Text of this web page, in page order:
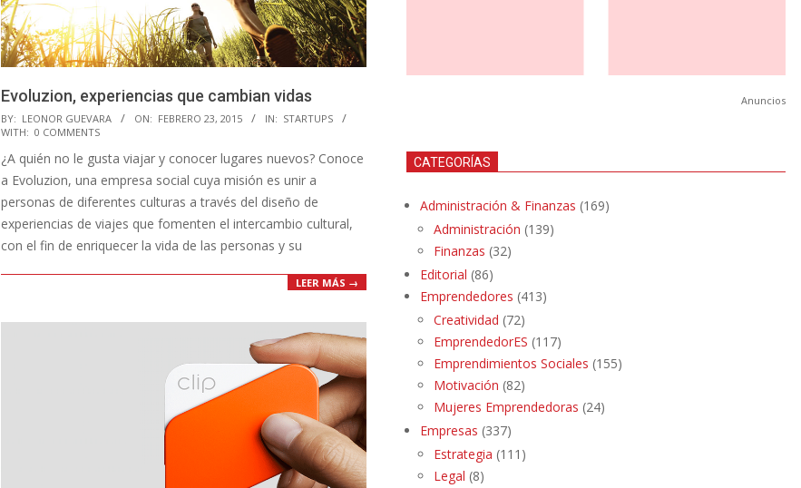
Evoluzion, experiencias que cambian vidas
2015-
02-
23
BY: LEONOR GUEVARA ON: FEBRERO 23, 2015 IN: STARTUPS
WITH: 0 COMMENTS
¿A quién no le gusta viajar y conocer lugares nuevos? Conoce
a Evoluzion, una empresa social cuya misión es unir a
personas de diferentes culturas a través del diseño de
experiencias de viajes que fomenten el intercambio cultural,
con el fin de enriquecer la vida de las personas y su
LEER MÁS →
Anuncios
CATEGORÍAS
Administración & Finanzas (169)
Administración (139)
Finanzas (32)
Editorial (86)
Emprendedores (413)
Creatividad (72)
EmprendedorES (117)
Emprendimientos Sociales (155)
Motivación (82)
Mujeres Emprendedoras (24)
Empresas (337)
Estrategia (111)
Legal (8)